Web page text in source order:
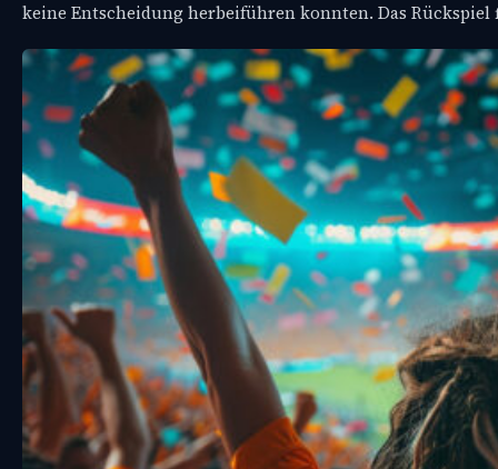
keine Entscheidung herbeiführen konnten. Das